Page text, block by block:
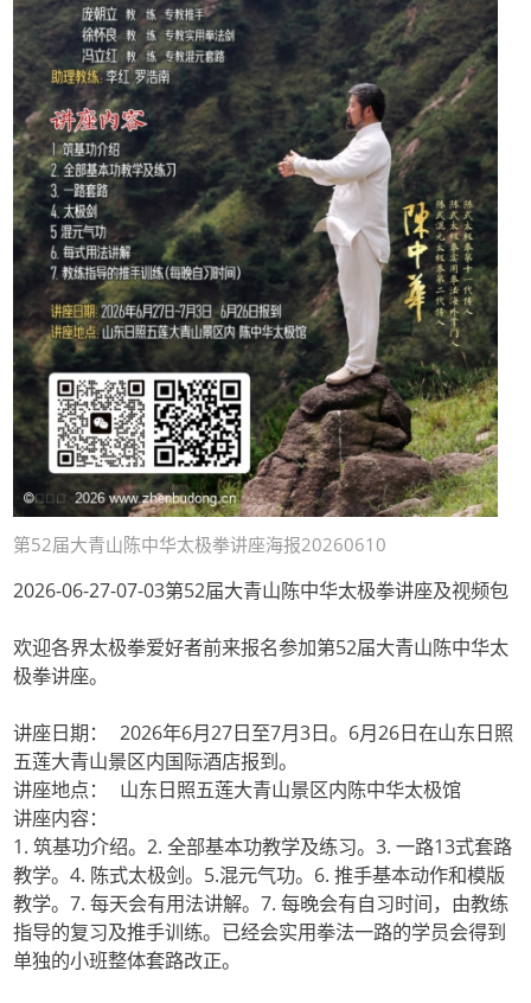
第52届大青山陈中华太极拳讲座海报20260610
2026-06-27-07-03第52届大青山陈中华太极拳讲座及视频包
欢迎各界太极拳爱好者前来报名参加第52届大青山陈中华太
极拳讲座。
讲座日期： 2026年6月27日至7月3日。6月26日在山东日照
五莲大青山景区内国际酒店报到。
讲座地点： 山东日照五莲大青山景区内陈中华太极馆
讲座内容：
1. 筑基功介绍。2. 全部基本功教学及练习。3. 一路13式套路
教学。4. 陈式太极剑。5.混元气功。6. 推手基本动作和模版
教学。7. 每天会有用法讲解。7. 每晚会有自习时间，由教练
指导的复习及推手训练。已经会实用拳法一路的学员会得到
单独的小班整体套路改正。